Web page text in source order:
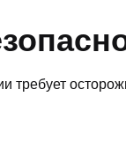
требует